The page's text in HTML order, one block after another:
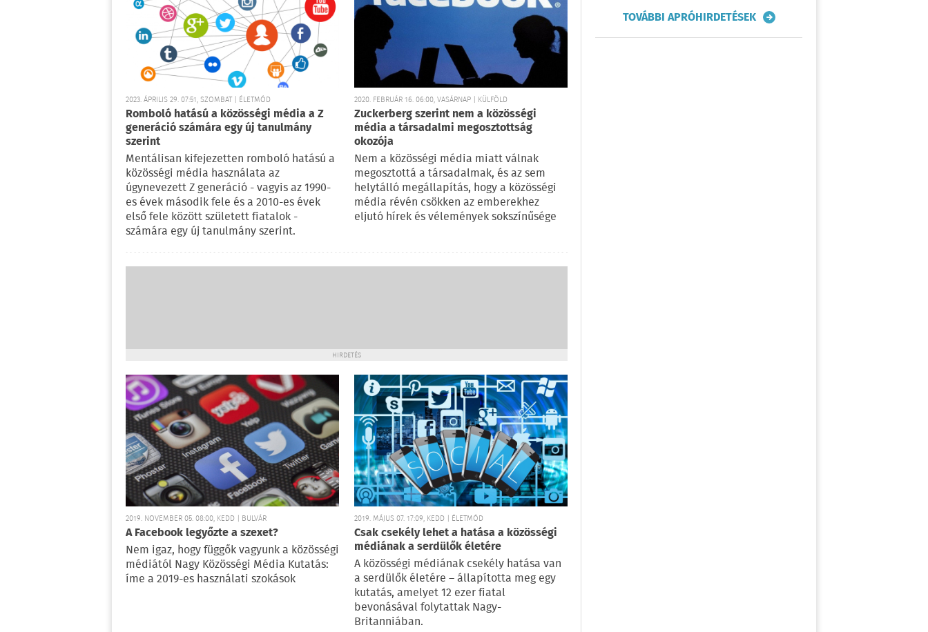
2023. ÁPRILIS 29. 07:51, SZOMBAT | ÉLETMÓD
Romboló hatású a közösségi média a Z
generáció számára egy új tanulmány
szerint
Mentálisan kifejezetten romboló hatású a
közösségi média használata az
úgynevezett Z generáció - vagyis az 1990-
es évek második fele és a 2010-es évek
első fele között született fiatalok -
számára egy új tanulmány szerint.
2020. FEBRUÁR 16. 06:00, VASÁRNAP | KÜLFÖLD
Zuckerberg szerint nem a közösségi
média a társadalmi megosztottság
okozója
Nem a közösségi média miatt válnak
megosztottá a társadalmak, és az sem
helytálló megállapítás, hogy a közösségi
média révén csökken az emberekhez
eljutó hírek és vélemények sokszínűsége
HIRDETÉS
2019. NOVEMBER 05. 08:00, KEDD | BULVÁR
A Facebook legyőzte a szexet?
Nem igaz, hogy függők vagyunk a közösségi
médiától Nagy Közösségi Média Kutatás:
íme a 2019-es használati szokások
2019. MÁJUS 07. 17:09, KEDD | ÉLETMÓD
Csak csekély lehet a hatása a közösségi
médiának a serdülők életére
A közösségi médiának csekély hatása van
a serdülők életére – állapította meg egy
kutatás, amelyet 12 ezer fiatal
bevonásával folytattak Nagy-
Britanniában.
TOVÁBBI APRÓHIRDETÉSEK